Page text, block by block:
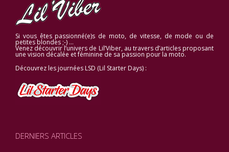
Si vous êtes passionné(e)s de moto, de vitesse, de mode ou de
petites blondes ;-) …
Venez découvrir l’univers de Lil’Viber, au travers d’articles proposant
une vision décalée et féminine de sa passion pour la moto.
Découvrez les journées LSD (Lil Starter Days) :
DERNIERS ARTICLES